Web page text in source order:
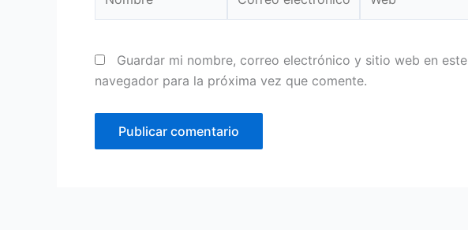
electrónico*
Guardar mi nombre, correo electrónico y sitio web en este
navegador para la próxima vez que comente.